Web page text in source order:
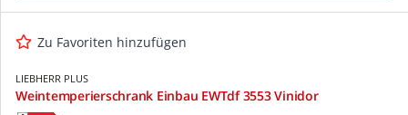
Zu Favoriten hinzufügen
LIEBHERR PLUS
Weintemperierschrank Einbau EWTdf 3553 Vinidor